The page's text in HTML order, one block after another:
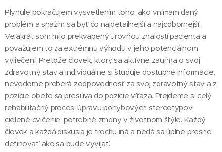
Plynule pokračujem vysvetlením toho, ako vnímam daný
problém a snažím sa byť čo najdetailnejší a najodbornejší.
Veľakrát som milo prekvapený úrovňou znalostí pacienta a
považujem to za extrémnu výhodu v jeho potenciálnom
vyliečení. Pretože človek, ktorý sa aktívne zaujíma o svoj
zdravotný stav a individuálne si študuje dostupné informácie,
nevedome preberá zodpovednosť za svoj zdravotný stav a z
pozície obete sa presúva do pozície víťaza. Prejdeme si celý
rehabilitačný proces, úpravu pohybových stereotypov,
cielené cvičenie, potrebné zmeny v životnom štýle. Každý
človek a každá diskusia je trochu iná a nedá sa úplne presne
definovať, ako sa bude vyvíjať.